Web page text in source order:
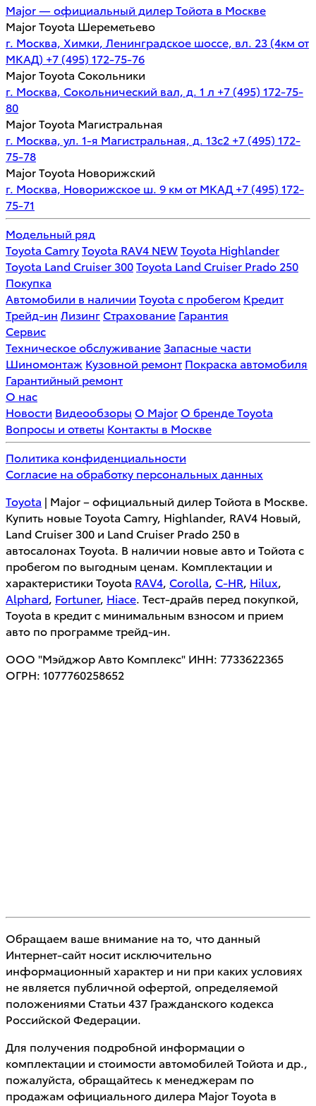
Major — официальный дилер Тойота в Москве
Major Toyota Шереметьево
г. Москва, Химки, Ленинградское шоссе, вл. 23 (4км от
МКАД) +7 (495) 172-75-76
Major Toyota Сокольники
г. Москва, Сокольнический вал, д. 1 л +7 (495) 172-75-
80
Major Toyota Магистральная
г. Москва, ул. 1-я Магистральная, д. 13с2 +7 (495) 172-
75-78
Major Toyota Новорижский
г. Москва, Новорижское ш. 9 км от МКАД +7 (495) 172-
75-71
Модельный ряд
Toyota CamryToyota RAV4 NEWToyota Highlander
Toyota Land Cruiser 300Toyota Land Cruiser Prado 250
Покупка
Автомобили в наличии Toyota с пробегом Кредит
Трейд-ин Лизинг Страхование Гарантия
Сервис
Техническое обслуживаниеЗапасные части
Шиномонтаж Кузовной ремонт Покраска автомобиля
Гарантийный ремонт
О нас
Новости Видеообзоры О Major О бренде Toyota
Вопросы и ответы Контакты в Москве
Политика конфиденциальности
Согласие на обработку персональных данных
Toyota | Major – официальный дилер Тойота в Москве.
Купить новые Toyota Camry, Highlander, RAV4 Новый,
Land Cruiser 300 и Land Cruiser Prado 250 в
автосалонах Toyota. В наличии новые авто и Тойота с
пробегом по выгодным ценам. Комплектации и
характеристики Toyota RAV4, Corolla, C-HR, Hilux,
Alphard, Fortuner, Hiace. Тест-драйв перед покупкой,
Toyota в кредит с минимальным взносом и прием
авто по программе трейд-ин.
ООО "Мэйджор Авто Комплекс" ИНН: 7733622365
ОГРН: 1077760258652
Обращаем ваше внимание на то, что данный
Интернет-сайт носит исключительно
информационный характер и ни при каких условиях
не является публичной офертой, определяемой
положениями Статьи 437 Гражданского кодекса
Российской Федерации.
Для получения подробной информации о
комплектации и стоимости автомобилей Тойота и др.,
пожалуйста, обращайтесь к менеджерам по
продажам официального дилера Major Toyota в